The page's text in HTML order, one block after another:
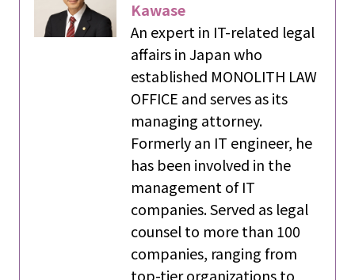
Kawase
An expert in IT-related legal
affairs in Japan who
established MONOLITH LAW
OFFICE and serves as its
managing attorney.
Formerly an IT engineer, he
has been involved in the
management of IT
companies. Served as legal
counsel to more than 100
companies, ranging from
top-tier organizations to